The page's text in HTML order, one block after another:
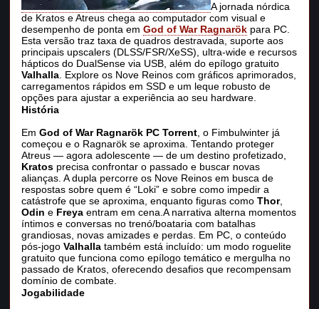
A jornada nórdica
de Kratos e Atreus chega ao computador com visual e
desempenho de ponta emGod of War Ragnarök para PC.
Esta versão traz taxa de quadros destravada, suporte aos
principais upscalers (DLSS/FSR/XeSS), ultra‑wide e recursos
hápticos do DualSense via USB, além do epílogo gratuito
Valhalla . Explore os Nove Reinos com gráficos aprimorados,
carregamentos rápidos em SSD e um leque robusto de
opções para ajustar a experiência ao seu hardware.
História
EmGod of War Ragnarök PC Torrent , o Fimbulwinter já
começou e o Ragnarök se aproxima. Tentando proteger
Atreus — agora adolescente — de um destino profetizado,
Kratos precisa confrontar o passado e buscar novas
alianças. A dupla percorre os Nove Reinos em busca de
respostas sobre quem é “Loki” e sobre como impedir a
catástrofe que se aproxima, enquanto figuras comoThor,
Odin e Freya entram em cena.A narrativa alterna momentos
íntimos e conversas no trenó/boataria com batalhas
grandiosas, novas amizades e perdas. Em PC, o conteúdo
pós‑jogoValhalla também está incluído: um modo roguelite
gratuito que funciona como epílogo temático e mergulha no
passado de Kratos, oferecendo desafios que recompensam
domínio de combate.
Jogabilidade